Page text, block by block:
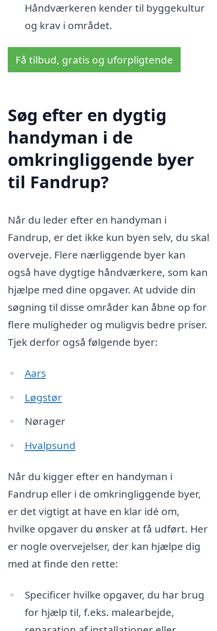
Håndværkeren kender til byggekultur
og krav i området.
Få tilbud, gratis og uforpligtende
Søg efter en dygtig
handyman i de
omkringliggende byer
til Fandrup?
Når du leder efter en handyman i
Fandrup, er det ikke kun byen selv, du skal
overveje. Flere nærliggende byer kan
også have dygtige håndværkere, som kan
hjælpe med dine opgaver. At udvide din
søgning til disse områder kan åbne op for
flere muligheder og muligvis bedre priser.
Tjek derfor også følgende byer:
Aars
Løgstør
Nørager
Hvalpsund
Når du kigger efter en handyman i
Fandrup eller i de omkringliggende byer,
er det vigtigt at have en klar idé om,
hvilke opgaver du ønsker at få udført. Her
er nogle overvejelser, der kan hjælpe dig
med at finde den rette:
Specificer hvilke opgaver, du har brug
for hjælp til, f.eks. malearbejde,